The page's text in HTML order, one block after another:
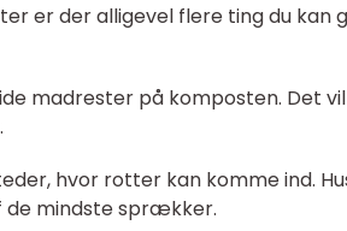
er der alligevel flere ting du kan
madrester på komposten. Det vil
hvor rotter kan komme ind.
de mindste sprækker.